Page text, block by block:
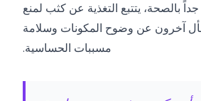
بالصحة، يتتبع التغذية عن كثب لمنع
آخرون عن وضوح المكونات وسلامة
مسببات الحساسية.